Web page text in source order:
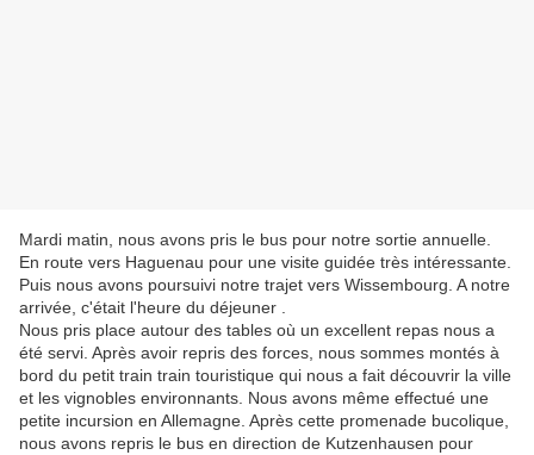
Mardi matin, nous avons pris le bus pour notre sortie annuelle.
En route vers Haguenau pour une visite guidée très intéressante.
Puis nous avons poursuivi notre trajet vers Wissembourg. A notre
arrivée, c'était l'heure du déjeuner .
Nous pris place autour des tables où un excellent repas nous a
été servi. Après avoir repris des forces, nous sommes montés à
bord du petit train train touristique qui nous a fait découvrir la ville
et les vignobles environnants. Nous avons même effectué une
petite incursion en Allemagne. Après cette promenade bucolique,
nous avons repris le bus en direction de Kutzenhausen pour